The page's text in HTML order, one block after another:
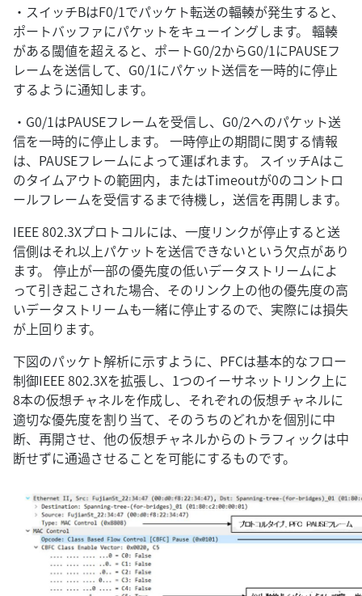
・スイッチBはF0/1でパッケト転送の輻輳が発生すると、
ポートバッファにパケットをキューイングします。 輻輳
がある閾値を超えると、ポートG0/2からG0/1にPAUSEフ
レームを送信して、G0/1にパケット送信を一時的に停止
するように通知します。
・G0/1はPAUSEフレームを受信し、G0/2へのパケット送
信を一時的に停止します。 一時停止の期間に関する情報
は、PAUSEフレームによって運ばれます。 スイッチAはこ
のタイムアウトの範囲内，またはTimeoutが0のコントロ
ールフレームを受信するまで待機し，送信を再開します。
IEEE 802.3Xプロトコルには、一度リンクが停止すると送
信側はそれ以上パケットを送信できないという欠点があり
ます。 停止が一部の優先度の低いデータストリームによ
って引き起こされた場合、そのリンク上の他の優先度の高
いデータストリームも一緒に停止するので、実際には損失
が上回ります。
下図のパッケト解析に示すように、PFCは基本的なフロー
制御IEEE 802.3Xを拡張し、1つのイーサネットリンク上に
8本の仮想チャネルを作成し、それぞれの仮想チャネルに
適切な優先度を割り当て、そのうちのどれかを個別に中
断、再開させ、他の仮想チャネルからのトラフィックは中
断せずに通過させることを可能にするものです。